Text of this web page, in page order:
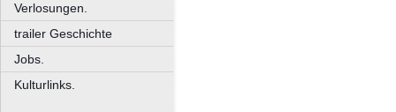
Verlosungen.
trailer Geschichte
Jobs.
Kulturlinks.